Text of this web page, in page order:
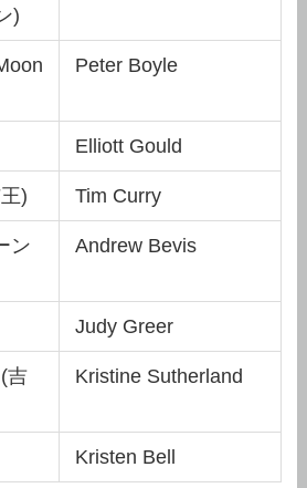
)
Peter Boyle
Elliott Gould
) Tim Curry
ン
Andrew Bevis
Judy Greer
吉
Kristine Sutherland
Kristen Bell